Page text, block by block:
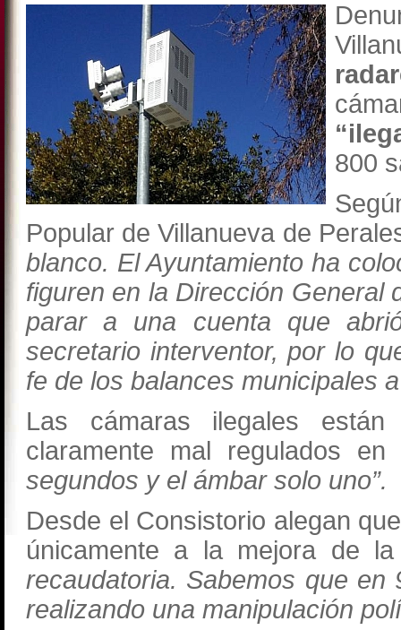
800
Popular de Villanueva de
blanco. El Ayuntamiento ha
figuren en la Dirección General
parar a una cuenta que
secretario interventor, por lo
fe de los balances municipales
Las cámaras ilegales
claramente mal regulados
segundos y el ámbar solo uno”.
Desde el Consistorio alegan
únicamente a la mejora de
recaudatoria. Sabemos que
realizando una manipulación